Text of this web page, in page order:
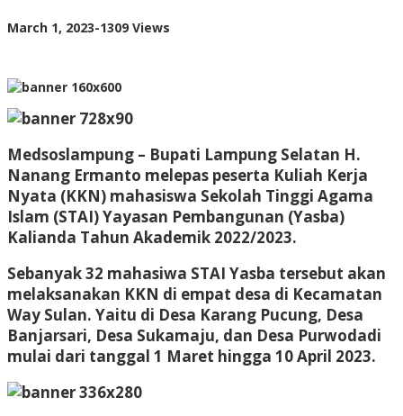
March 1, 2023by
-1309 Views
Medsoslampung – Bupati Lampung Selatan H.
Nanang Ermanto melepas peserta Kuliah Kerja
Nyata (KKN) mahasiswa Sekolah Tinggi Agama
Islam (STAI) Yayasan Pembangunan (Yasba)
Kalianda Tahun Akademik 2022/2023.
Sebanyak 32 mahasiwa STAI Yasba tersebut akan
melaksanakan KKN di empat desa di Kecamatan
Way Sulan. Yaitu di Desa Karang Pucung, Desa
Banjarsari, Desa Sukamaju, dan Desa Purwodadi
mulai dari tanggal 1 Maret hingga 10 April 2023.